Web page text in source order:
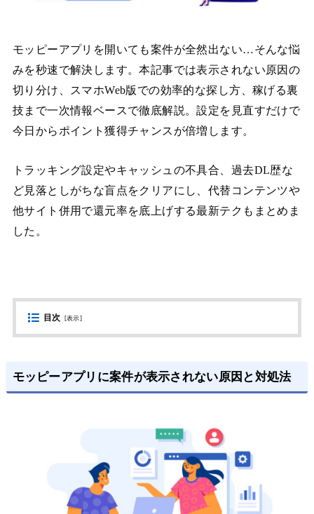
モッピーアプリを開いても案件が全然出ない…そんな悩
みを秒速で解決します。本記事では表示されない原因の
切り分け、スマホWeb版での効率的な探し方、稼げる裏
技まで一次情報ベースで徹底解説。設定を見直すだけで
今日からポイント獲得チャンスが倍増します。
トラッキング設定やキャッシュの不具合、過去DL歴な
ど見落としがちな盲点をクリアにし、代替コンテンツや
他サイト併用で還元率を底上げする最新テクもまとめま
した。
目次 [表示]
モッピーアプリに案件が表示されない原因と対処法